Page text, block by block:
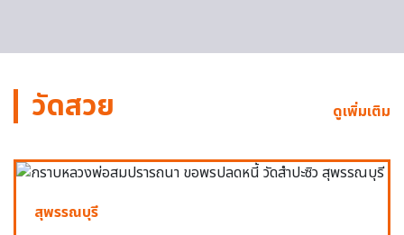
วัดสวย ดูเพิ่มเติม
สุพรรณบุรี